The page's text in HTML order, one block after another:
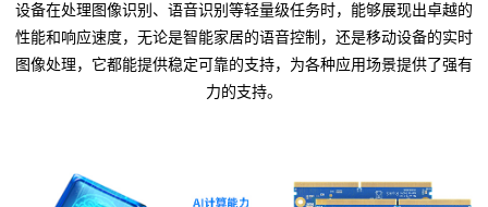
设备在处理图像识别 、语音识别等轻量级任务时，能够展现出卓越的
性能和响应速度，无论是智能家居的语音控制，还是移动设备的实时
图像处理，它都能提供稳定可靠的支持，为各种应用场景提供了强有
力的支持。